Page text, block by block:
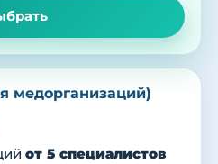
медорганизаций)
от 5 специалистов